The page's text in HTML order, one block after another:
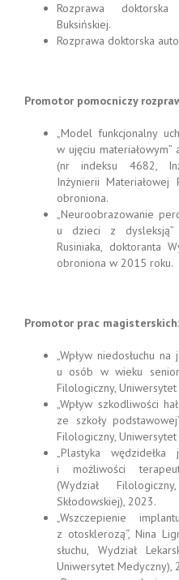
Rozprawa
Buksińskiej.
Rozprawa doktorska
Promotor pomocniczy
„Model funkcjonalny
w ujęciu
(nr indeksu 4682,
Inżynierii Materiałowej
obroniona.
„Neuroobrazowanie
u dzieci z dysleksją”
Rusiniaka, doktoranta
obroniona w 2015 roku.
Promotor prac magisterskich:
„Wpływ niedosłuchu
u osób w wieku
Filologiczny,
„Wpływ szkodliwości
ze szkoły
Filologiczny,
„Plastyka
i możliwości
(Wydział
Skłodowskiej), 2023.
„Wszczepienie
z otosklerozą“, Nina
słuchu, Wydział
Uniwersytet Medyczny),